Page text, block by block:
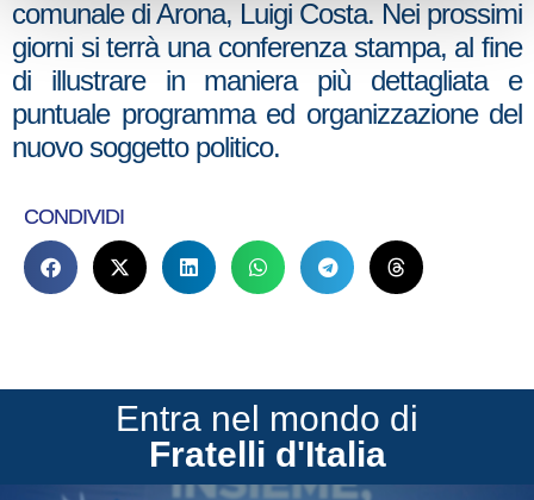
comunale di Arona, Luigi Costa. Nei prossimi
giorni si terrà una conferenza stampa, al fine
di illustrare in maniera più dettagliata e
puntuale programma ed organizzazione del
nuovo soggetto politico.
CONDIVIDI
Entra nel mondo di
Fratelli d'Italia